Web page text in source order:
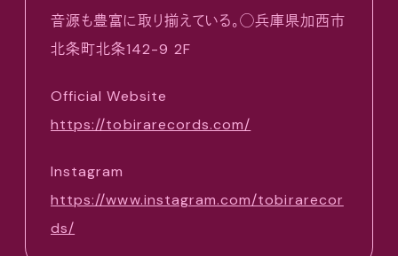
音源も豊富に取り揃えている。◯兵庫県加西市
北条町北条142-9 2F
Official Website
https://tobirarecords.com/
Instagram
https://www.instagram.com/tobirarecor
ds/